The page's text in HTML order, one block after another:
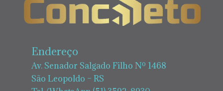
Endereço
Av. Senador Salgado Filho Nº 1468
São Leopoldo – RS